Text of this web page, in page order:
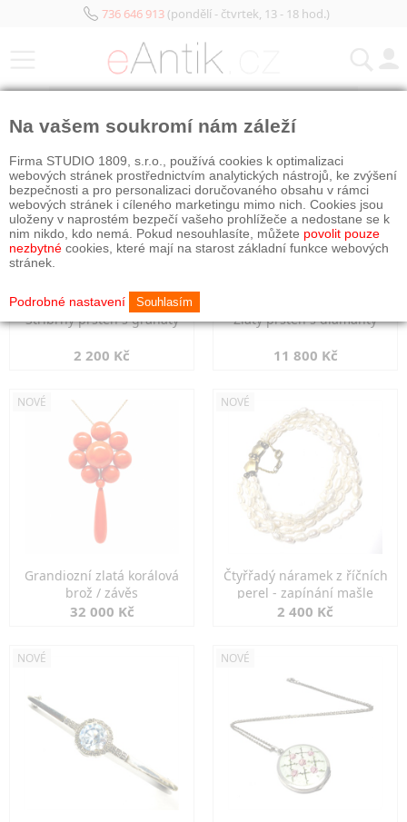
736 646 913(pondělí - čtvrtek, 13 - 18 hod.)
Stříbrný prsten s granáty
2 200 Kč
Zlatý prsten s diamanty
11 800 Kč
NOVÉ
Grandiozní zlatá korálová
brož / závěs
32 000 Kč
NOVÉ
Čtyřřadý náramek z říčních
perel - zapínání mašle
2 400 Kč
NOVÉ NOVÉ
Na vašem soukromí nám záleží
Firma STUDIO 1809, s.r.o., používá cookies k optimalizaci
webových stránek prostřednictvím analytických nástrojů, ke zvýšení
bezpečnosti a pro personalizaci doručovaného obsahu v rámci
webových stránek i cíleného marketingu mimo nich. Cookies jsou
uloženy v naprostém bezpečí vašeho prohlížeče a nedostane se k
nim nikdo, kdo nemá. Pokud nesouhlasíte, můžete povolit pouze
nezbytné cookies, které mají na starost základní funkce webových
stránek.
Podrobné nastavení Souhlasím